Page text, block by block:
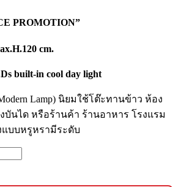
PROMOTION”
cm.
built-in cool day light
Lamp) นิยมใช้โต๊ะทานข้าว ห้อง
บันได หรือร้านค้า ร้านอาหาร โรงแรม
บบหรูหรามีระดับ